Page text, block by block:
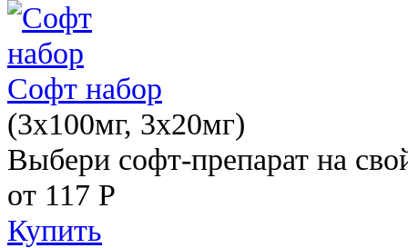
Софт набор
(3x100мг, 3x20мг)
Выбери софт-препарат на
от 117 Р
Купить